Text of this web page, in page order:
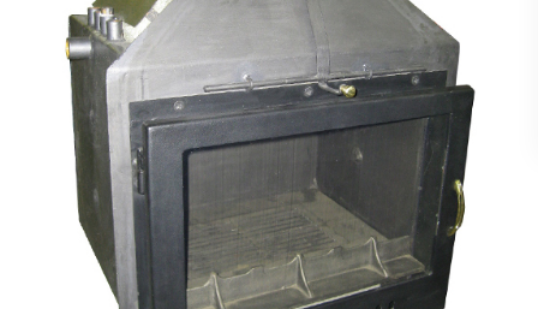
КАМИНИ
НА
ДЪРВА
ПЕЛЕТИ
КОТЛИ
KОТЛИ
ГАЗ